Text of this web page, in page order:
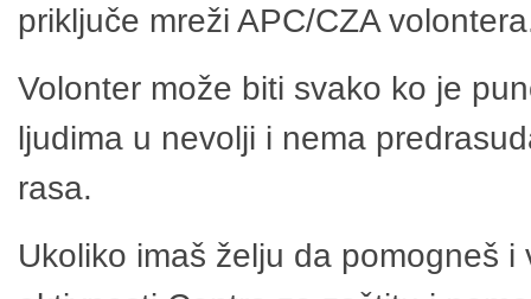
priključe mreži APC/CZA
Volonter može biti svako ko je
ljudima u nevolji i nema
rasa.
Ukoliko imaš želju da pomogneš